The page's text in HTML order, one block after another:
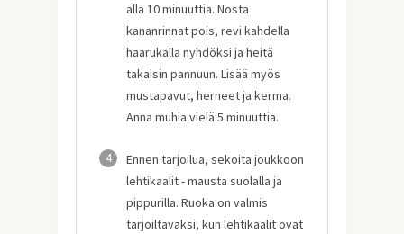
alla 10 minuuttia. Nosta
kananrinnat pois, revi kahdella
haarukalla nyhdöksi ja heitä
takaisin pannuun. Lisää myös
mustapavut, herneet ja kerma.
Anna muhia vielä 5 minuuttia.
4
Ennen tarjoilua, sekoita joukkoon
lehtikaalit - mausta suolalla ja
pippurilla. Ruoka on valmis
tarjoiltavaksi, kun lehtikaalit ovat